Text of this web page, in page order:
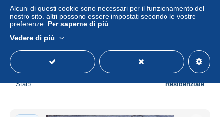
UNDP' LIMBE 1990 Cover Brief KØBENHAVN Ø.
± 6,07 USD 1 offerta
Stato Residenziale
Alcuni di questi cookie sono necessari per il funzionamento del
nostro sito, altri possono essere impostati secondo le vostre
preferenze. Per saperne di più
Vedere di più